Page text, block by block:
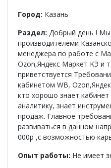
Домашняя одежда
Женские спортивные
Жакеты женские
Комплекты женские
Город: Казань
Раздел: Добрый день ! Мы
производителеми
менеджера по работе с
Ozon,Яндекс Маркет KЭ и
приветствуется
кабинетом WB,
кто хорошо знает
аналитику, знает
продаж. Главное
развиваться в данном
000р ,с возможностью
Опыт работы: Не имеет